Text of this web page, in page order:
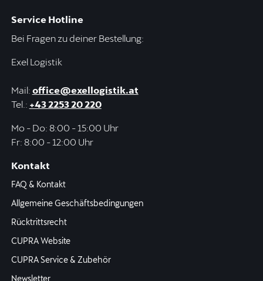
Service Hotline
Bei Fragen zu deiner Bestellung:
Exel Logistik
Mail: office@exellogistik.at
Tel.: +43 2253 20 220
Mo - Do: 8:00 - 15:00 Uhr
Fr: 8:00 - 12:00 Uhr
Kontakt
FAQ & Kontakt
Allgemeine Geschäftsbedingungen
Rücktrittsrecht
CUPRA Website
CUPRA Service & Zubehör
Newsletter